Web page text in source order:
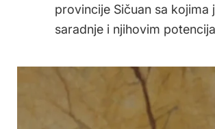
provincije Sičuan sa
saradnje i njihovim